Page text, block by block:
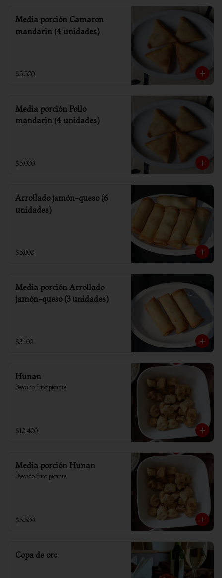
Media porción Camaron
mandarin (4 unidades)
$5.500
Media porción Pollo
mandarin (4 unidades)
$5.000
Arrollado jamón-queso (6
unidades)
$5.800
Media porción Arrollado
jamón-queso (3 unidades)
$3.100
Hunan
Pescado frito picante
$10.400
Media porción Hunan
Pescado frito picante
$5.500
Copa de oro